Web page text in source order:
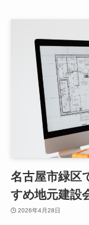
名古屋市緑区
すめ地元建設
2026年4月28日